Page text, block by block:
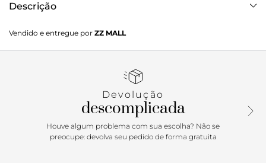
Descrição
formada por elos com formato geométrico e inscrição do
nome da marca. Parte interna em material com
dois passadores em tiras de couro.
Vendido e entregue por ZZ MALL
Devolução
descomplicada
Houve algum problema com sua escolha? Não se
preocupe: devolva seu pedido de forma gratuita